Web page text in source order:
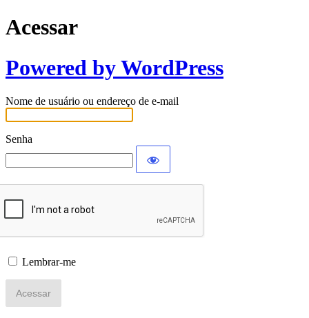
Acessar
Powered by WordPress
Nome de usuário ou endereço de e-mail
Senha
Lembrar-me